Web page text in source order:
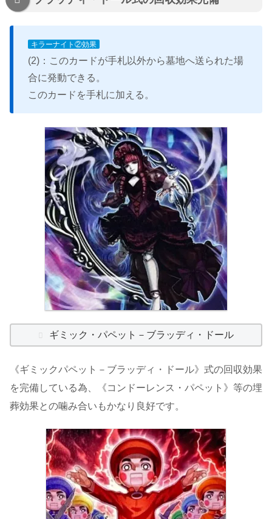
キラーナイト②効果
(2)：このカードが手札以外から墓地へ送られた場
合に発動できる。
このカードを手札に加える。
ギミック・パペット－ブラッディ・ドール
《ギミックパペット－ブラッディ・ドール》式の回収効果
を完備している為、《コンドーレンス・パペット》等の埋
葬効果との噛み合いもかなり良好です。